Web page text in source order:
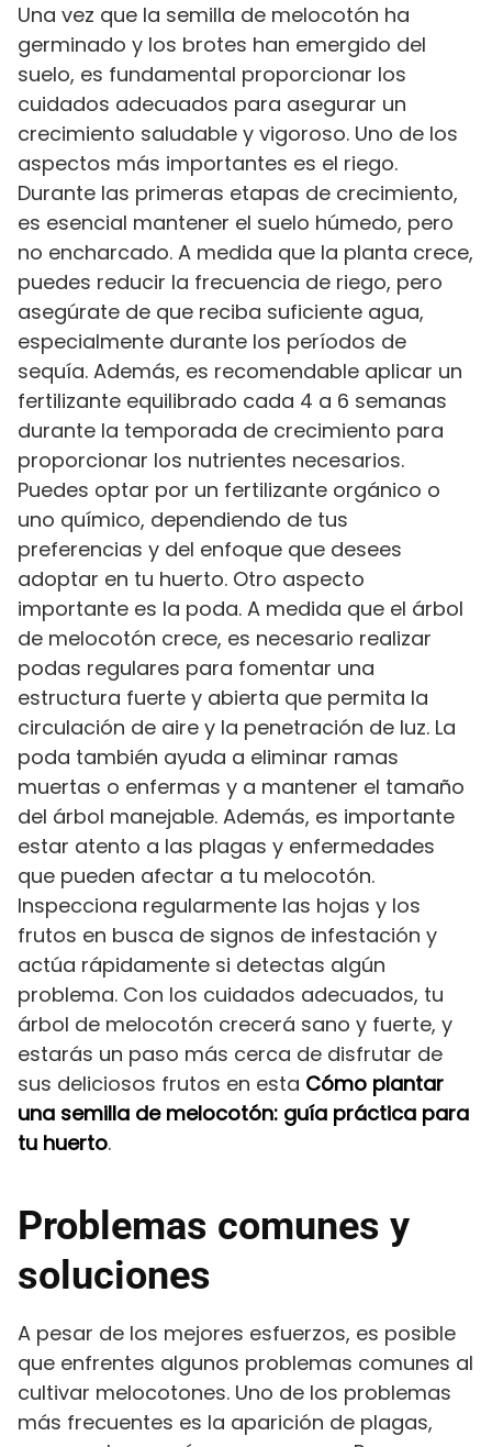
Una vez que la semilla de melocotón ha
germinado y los brotes han emergido del
suelo, es fundamental proporcionar los
cuidados adecuados para asegurar un
crecimiento saludable y vigoroso. Uno de los
aspectos más importantes es el riego.
Durante las primeras etapas de crecimiento,
es esencial mantener el suelo húmedo, pero
no encharcado. A medida que la planta crece,
puedes reducir la frecuencia de riego, pero
asegúrate de que reciba suficiente agua,
especialmente durante los períodos de
sequía. Además, es recomendable aplicar un
fertilizante equilibrado cada 4 a 6 semanas
durante la temporada de crecimiento para
proporcionar los nutrientes necesarios.
Puedes optar por un fertilizante orgánico o
uno químico, dependiendo de tus
preferencias y del enfoque que desees
adoptar en tu huerto. Otro aspecto
importante es la poda. A medida que el árbol
de melocotón crece, es necesario realizar
podas regulares para fomentar una
estructura fuerte y abierta que permita la
circulación de aire y la penetración de luz. La
poda también ayuda a eliminar ramas
muertas o enfermas y a mantener el tamaño
del árbol manejable. Además, es importante
estar atento a las plagas y enfermedades
que pueden afectar a tu melocotón.
Inspecciona regularmente las hojas y los
frutos en busca de signos de infestación y
actúa rápidamente si detectas algún
problema. Con los cuidados adecuados, tu
árbol de melocotón crecerá sano y fuerte, y
estarás un paso más cerca de disfrutar de
sus deliciosos frutos en esta Cómo plantar
una semilla de melocotón: guía práctica para
tu huerto.
Problemas comunes y
soluciones
A pesar de los mejores esfuerzos, es posible
que enfrentes algunos problemas comunes al
cultivar melocotones. Uno de los problemas
más frecuentes es la aparición de plagas,